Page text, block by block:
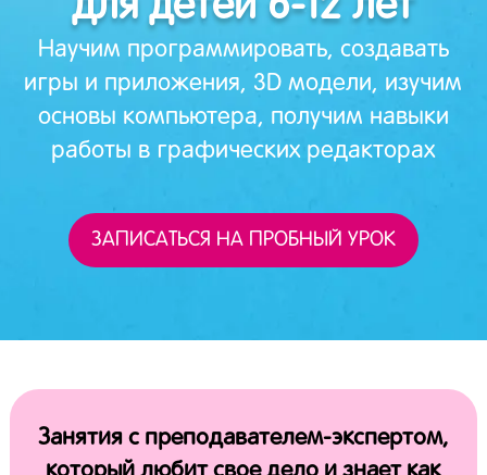
для детей 6-12 лет
Научим программировать, создавать
игры и приложения, 3D модели, изучим
основы компьютера, получим навыки
работы в графических редакторах
ЗАПИСАТЬСЯ НА ПРОБНЫЙ УРОК
Занятия с преподавателем-экспертом,